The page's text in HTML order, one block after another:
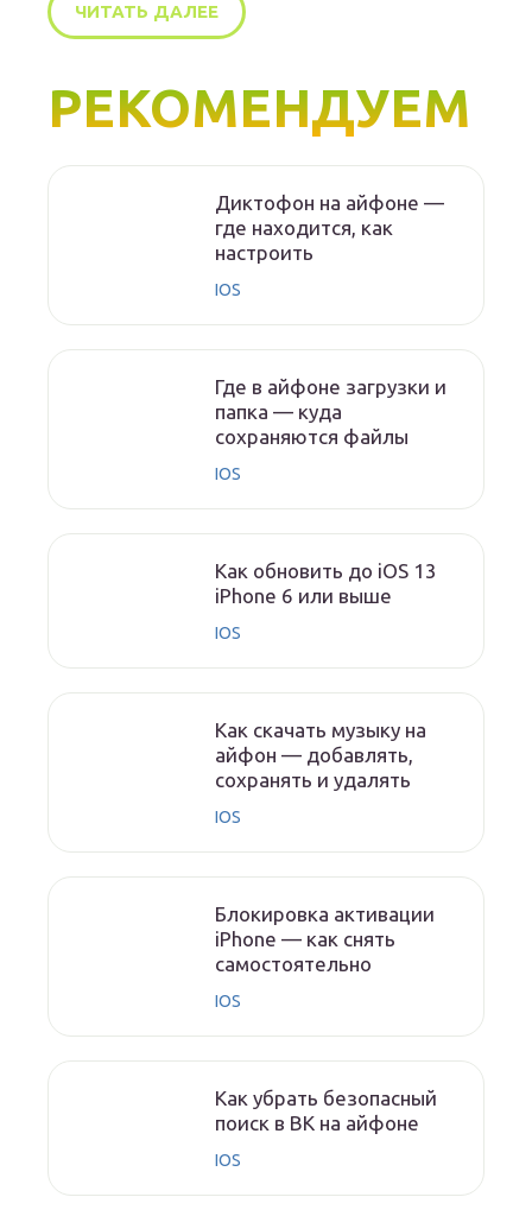
ЧИТАТЬ ДАЛЕЕ
РЕКОМЕНДУЕМ
Диктофон на айфоне —
где находится, как
настроить
IOS
Где в айфоне загрузки и
папка — куда
сохраняются файлы
IOS
Как обновить до iOS 13
iPhone 6 или выше
IOS
Как скачать музыку на
айфон — добавлять,
сохранять и удалять
IOS
Блокировка активации
iPhone — как снять
самостоятельно
IOS
Как убрать безопасный
поиск в ВК на айфоне
IOS